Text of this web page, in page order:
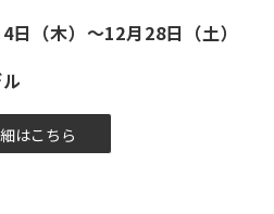
（木）～12月28日（土）
はこちら